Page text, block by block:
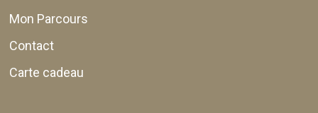
Mon Parcours
Contact
Carte cadeau